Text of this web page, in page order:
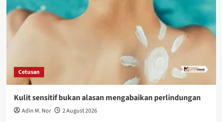
Cetusan
Kulit sensitif bukan alasan mengabaikan perlindungan
Adin M. Nor 2 August 2026